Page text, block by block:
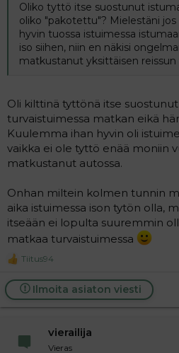
Oliko tyttö itse suostunut
oliko "pakotettu"? Mielestäni
hyvin tuossa istuimessa
iso siihen, niin en näkisi
matkustanut yksittäisen reissun
Oli kilttinä tyttönä itse
turvaistuimessa matkan eikä
Kuulemma ihan hyvin oli
vaikka ei ole tyttö enää moniin
matkustanut autossa.
Onhan miltein kolmen tunnin
aika istuimessa ison tytön olla,
itseään ei lopulta suuremmin
matkaa turvaistuimessa
R
a
c
t
Tiitus94
Ilmoita asiaton viesti
vierailija
Vieras